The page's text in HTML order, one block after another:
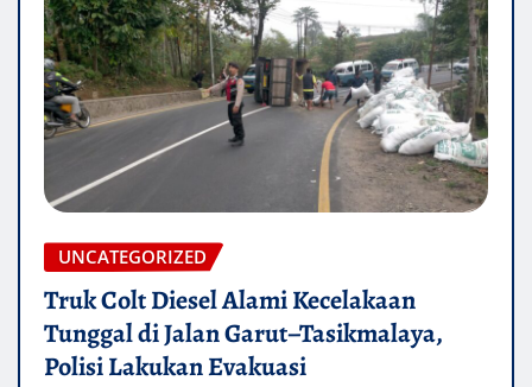
UNCATEGORIZED
Truk Colt Diesel Alami Kecelakaan
Tunggal di Jalan Garut–Tasikmalaya,
Polisi Lakukan Evakuasi